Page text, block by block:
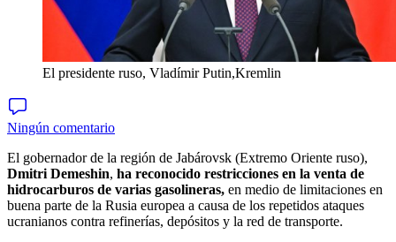
El presidente ruso, Vladímir Putin,Kremlin
Ningún comentario
El gobernador de la región de Jabárovsk (Extremo Oriente ruso),
Dmitri Demeshin, ha reconocido restricciones en la venta de
hidrocarburos de varias gasolineras, en medio de limitaciones en
buena parte de la Rusia europea a causa de los repetidos ataques
ucranianos contra refinerías, depósitos y la red de transporte.